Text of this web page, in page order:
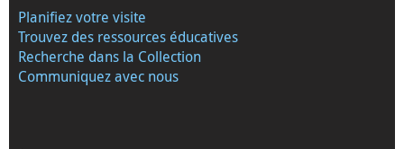
Planifiez votre visite
Trouvez des ressources éducatives
Recherche dans la Collection
Communiquez avec nous